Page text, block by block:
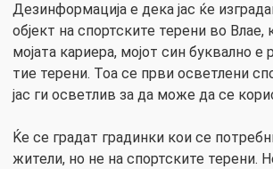
Дезинформација е дека јас ќе
објект на спортските терени во
мојата кариера, мојот син буквално е
тие терени. Тоа се први осветлени
јас ги осветлив за да може да се
Ќе се градат градинки кои се
жители, но не на спортските терени.